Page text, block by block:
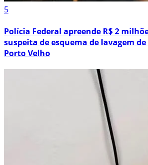
5
Polícia Federal apreende R$ 2
suspeita de esquema de lavagem
Porto Velho